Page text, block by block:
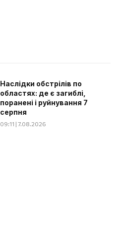
Наслідки обстрілів по
областях: де є загиблі,
поранені і руйнування 7
серпня
09:11 | 7.08.2026